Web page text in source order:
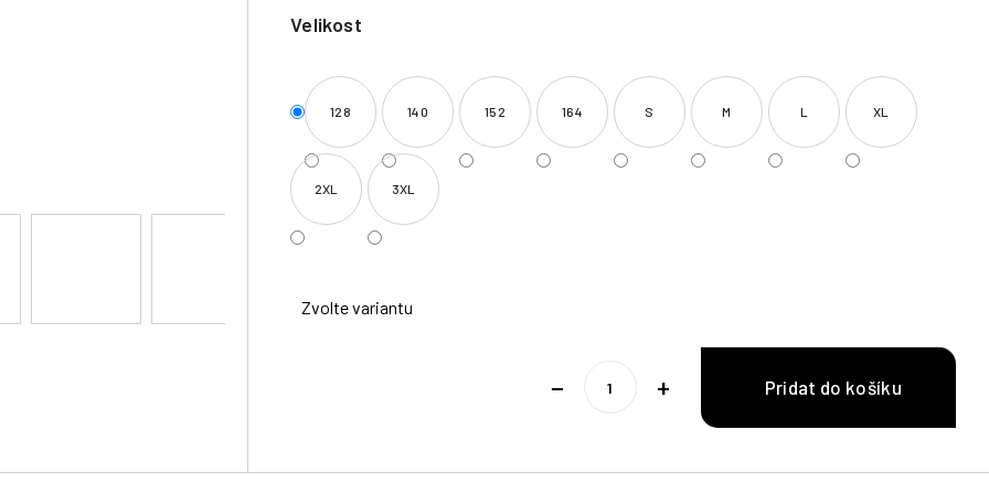
Velikost
128 140 152 164 S M L XL
2XL 3XL
Zvolte variantu
+
−